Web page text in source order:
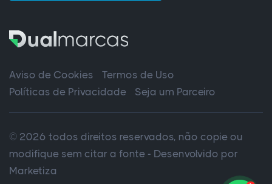
Aviso de Cookies
Termos de Uso
Políticas de Privacidade
Seja um Parceiro
© 2026 todos direitos reservados, não copie ou
modifique sem citar a fonte - Desenvolvido por
Marketiza